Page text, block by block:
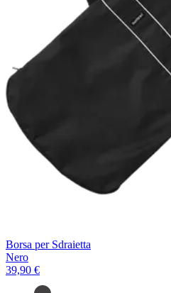
Borsa per Sdraietta
Nero
39,90 €